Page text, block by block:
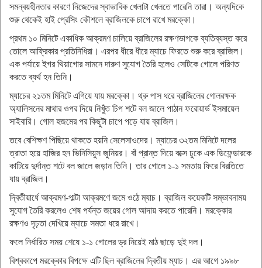
সমন্বয়হীনতার কারণে নিজেদের স্বাভাবিক খেলাটা খেলতে পারেনি তারা। অন্যদিকে
শুরু থেকেই হাই প্রেসিং কৌশলে ব্রাজিলকে চাপে রাখে মরক্কো।
প্রথম ১০ মিনিটে একাধিক আক্রমণ চালিয়ে ব্রাজিলের রক্ষণভাগকে ব্যতিব্যস্ত করে
তোলে আফ্রিকার প্রতিনিধিরা। এরপর ধীরে ধীরে ম্যাচে ফিরতে শুরু করে ব্রাজিল।
এক পর্যায়ে ইগর থিয়াগোর সামনে দারুণ সুযোগ তৈরি হলেও সেটিকে গোলে পরিণত
করতে ব্যর্থ হন তিনি।
ম্যাচের ২১তম মিনিটে এগিয়ে যায় মরক্কো। থ্রু পাস ধরে ব্রাজিলের গোলরক্ষক
অ্যালিসনের মাথার ওপর দিয়ে নিখুঁত চিপ শটে বল জালে পাঠান ফরোয়ার্ড ইসমায়েল
সাইবারি। গোল হজমের পর কিছুটা চাপে পড়ে যায় ব্রাজিল।
তবে বেশিক্ষণ পিছিয়ে থাকতে হয়নি সেলেসাওদের। ম্যাচের ৩২তম মিনিটে দলের
ত্রাতা হয়ে হাজির হন ভিনিসিয়ুস জুনিয়র। বাঁ প্রান্ত দিয়ে বক্সে ঢুকে এক ডিফেন্ডারকে
কাটিয়ে দুর্দান্ত শটে বল জালে জড়ান তিনি। তার গোলে ১-১ সমতায় ফিরে বিরতিতে
যায় ব্রাজিল।
দ্বিতীয়ার্ধে আক্রমণ-পাল্টা আক্রমণে জমে ওঠে ম্যাচ। ব্রাজিল কয়েকটি সম্ভাবনাময়
সুযোগ তৈরি করলেও শেষ পর্যন্ত জয়ের গোল আদায় করতে পারেনি। মরক্কোর
রক্ষণও দৃঢ়তা দেখিয়ে ম্যাচে সমতা ধরে রাখে।
ফলে নির্ধারিত সময় শেষে ১-১ গোলের ড্র নিয়েই মাঠ ছাড়ে দুই দল।
বিশ্বকাপে মরক্কোর বিপক্ষে এটি ছিল ব্রাজিলের দ্বিতীয় ম্যাচ। এর আগে ১৯৯৮